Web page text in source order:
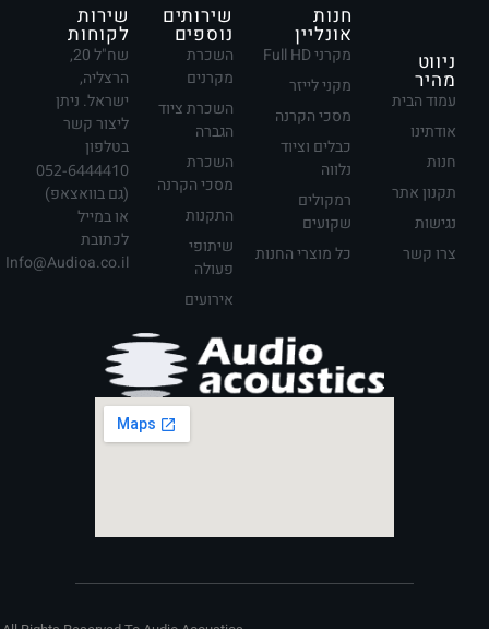
ניווט
מהיר
עמוד הבית
אודתינו
חנות
תקנון אתר
נגישות
צרו קשר
חנות
אונליין
מקרני Full HD
מקני לייזר
מסכי הקרנה
כבלים וציוד
נלווה
רמקולים
שקועים
כל מוצרי החנות
שירותים
נוספים
השכרת
מקרנים
השכרת ציוד
הגברה
השכרת
מסכי הקרנה
התקנות
שיתופי
פעולה
אירועים
שירות
לקוחות
שח"ל 20,
הרצליה,
ישראל. ניתן
ליצור קשר
בטלפון
052-6444410
(גם בוואצאפ)
או במייל
לכתובת
Info@Audioa.co.il